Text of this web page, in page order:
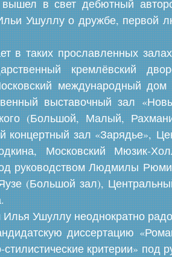
в свет дебютный
Ушуллу о дружбе, первой
в таких прославленных
кремлёвский
международный
выставочный зал
(Большой, Малый,
концертный зал «Зарядье»,
Московский Мюзик-
руководством Людмилы
(Большой зал),
Ушуллу неоднократно
диссертацию
критерии» под